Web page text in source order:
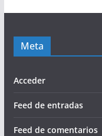
Meta
Acceder
Feed de entradas
Feed de comentarios